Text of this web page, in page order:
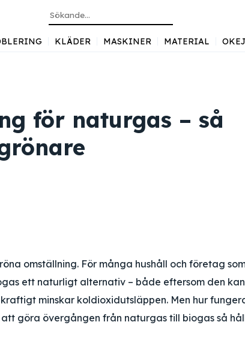
KLÄDER MASKINER MATERIAL OKEJ
för naturgas – så
omställning. För många hushåll och företag
ett naturligt alternativ – både eftersom den kan
minskar koldioxidutsläppen. Men hur
göra övergången från naturgas till biogas så